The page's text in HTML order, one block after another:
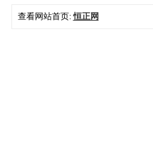
查看网站首页:恒正网